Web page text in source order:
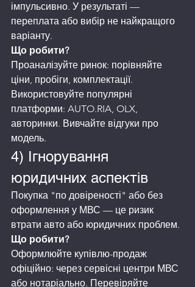
імпульсивно. У результаті —
переплата або вибір не найкращого
варіанту.
Що робити?
Проаналізуйте ринок: порівняйте
ціни, пробіги, комплектації.
Використовуйте популярні
платформи: AUTO.RIA, OLX,
авторинки. Вивчайте відгуки про
модель.
4) Ігнорування
юридичних аспектів
Покупка "по довіреності" або без
оформлення у МВС — це ризик
втрати авто або юридичних проблем.
Що робити?
Оформлюйте купівлю-продаж
офіційно: через сервісні центри МВС
або нотаріально. Перевіряйте